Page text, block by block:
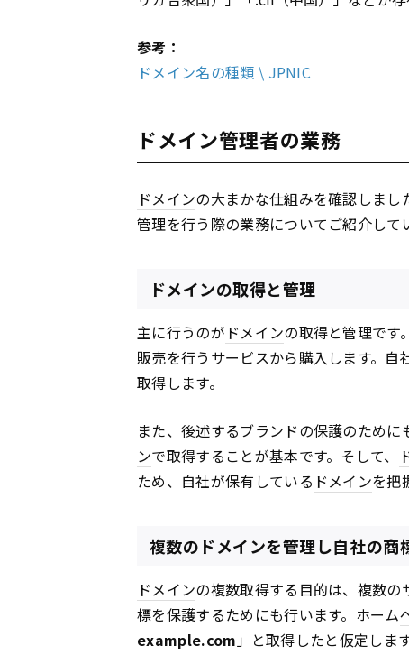
参考：
ドメイン名の種類 \ JPNIC
ドメイン管理者の業務
ドメインの大まかな仕組みを確認しまし
管理を行う際の業務についてご紹介して
ドメインの取得と管理
主に行うのが ドメインの取得と管理です
販売を行うサービスから購入します。
取得します。
また、後述するブランドの保護のため
ンで取得することが基本です。そして、
ため、自社が保有している ドメインを把
複数のドメインを管理し自社の商
ドメインの複数取得する目的は、複数
標を保護するためにも行います。ホーム
example.com」と取得したと仮定します